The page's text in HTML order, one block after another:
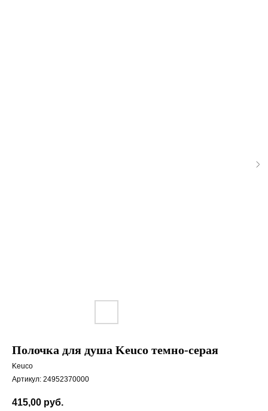
Полочка для душа Keuco темно-серая
Keuco
Артикул: 24952370000
415,00 руб.